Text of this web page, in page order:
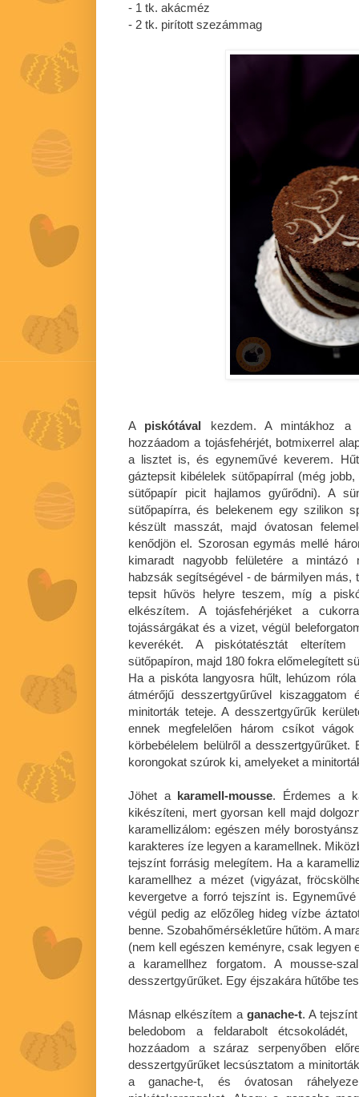
- 1 tk. akácméz
- 2 tk. pirított szezámmag
A piskótával
kezdem. A mintákhoz a
hozzáadom a tojásfehérjét, botmixerrel
a lisztet is, és egyneművé keverem.
gáztepsit kibélelek sütőpapírral (még
sütőpapír picit hajlamos gyűrődni). A
sütőpapírra, és belekenem egy szilikon
készült masszát, majd óvatosan
kenődjön el. Szorosan egymás mellé
kimaradt nagyobb felületére a
habzsák segítségével - de bármilyen más,
tepsit hűvös helyre teszem, míg a
elkészítem. A tojásfehérjéket a
tojássárgákat és a vizet, végül
keverékét. A piskótatésztát
sütőpapíron, majd 180 fokra előmelegített
Ha a piskóta langyosra hűlt, lehúzom
átmérőjű desszertgyűrűvel
minitorták teteje. A desszertgyűrűk
ennek megfelelően három csíkot
körbebélelem belülről a
korongokat szúrok ki, amelyeket a
Jöhet a karamell-mousse. Érdemes a
kikészíteni, mert gyorsan kell majd
karamellizálom: egészen mély
karakteres íze legyen a karamellnek.
tejszínt forrásig melegítem. Ha a
karamellhez a mézet (vigyázat,
kevergetve a forró tejszínt is.
végül pedig az előzőleg hideg vízbe
benne. Szobahőmérsékletűre hűtöm. A
(nem kell egészen keményre, csak legyen
a karamellhez forgatom. A mousse-
desszertgyűrűket. Egy éjszakára hűtőbe
Másnap elkészítem a ganache-t. A
beledobom a feldarabolt
hozzáadom a száraz serpenyőben
desszertgyűrűket lecsúsztatom a
a ganache-t, és óvatosan